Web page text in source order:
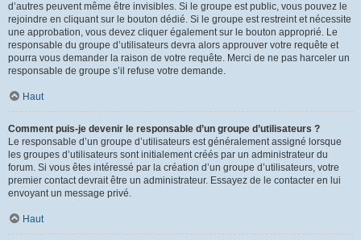
d’autres peuvent même être invisibles. Si le groupe est public, vous pouvez le
rejoindre en cliquant sur le bouton dédié. Si le groupe est restreint et nécessite
une approbation, vous devez cliquer également sur le bouton approprié. Le
responsable du groupe d’utilisateurs devra alors approuver votre requête et
pourra vous demander la raison de votre requête. Merci de ne pas harceler un
responsable de groupe s’il refuse votre demande.
Haut
Comment puis-je devenir le responsable d’un groupe d’utilisateurs ?
Le responsable d’un groupe d’utilisateurs est généralement assigné lorsque
les groupes d’utilisateurs sont initialement créés par un administrateur du
forum. Si vous êtes intéressé par la création d’un groupe d’utilisateurs, votre
premier contact devrait être un administrateur. Essayez de le contacter en lui
envoyant un message privé.
Haut